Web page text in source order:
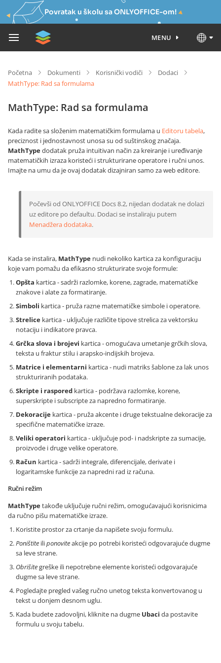
Povratak u školu sa ONLYOFFICE-om!
MENU
Početna Dokumenti Korisnički vodiči
Dodaci
MathType: Rad sa formulama
MathType: Rad sa formulama
Kada radite sa složenim matematičkim formulama u Editoru tabela,
preciznost i jednostavnost unosa su od suštinskog značaja.
MathTypedodatak pruža intuitivan način za kreiranje i uređivanje
matematičkih izraza koristeći i strukturirane operatore i ručni unos.
Imajte na umu da je ovaj dodatak dizajniran samo za web editore.
Počevši od ONLYOFFICE Docs 8.2, nijedan dodatak ne dolazi
uz editore po defaultu. Dodaci se instaliraju putem
Menadžera dodataka.
Kada se instalira, MathType nudi nekoliko kartica za konfiguraciju
koje vam pomažu da efikasno strukturirate svoje formule:
Opšta kartica - sadrži razlomke, korene, zagrade, matematičke
znakove i alate za formatiranje.
Simboli kartica - pruža razne matematičke simbole i operatore.
Strelice kartica - uključuje različite tipove strelica za vektorsku
notaciju i indikatore pravca.
Grčka slova i brojevi kartica - omogućava umetanje grčkih slova,
teksta u fraktur stilu i arapsko-indijskih brojeva.
Matrice i elementarni kartica - nudi matriks šablone za lak unos
strukturiranih podataka.
Skripte i raspored kartica - podržava razlomke, korene,
superskripte i subscripte za napredno formatiranje.
Dekoracije kartica - pruža akcente i druge tekstualne dekoracije za
specifične matematičke izraze.
Veliki operatori kartica - uključuje pod- i nadskripte za sumacije,
proizvode i druge velike operatore.
Račun kartica - sadrži integrale, diferencijale, derivate i
logaritamske funkcije za napredni rad iz računa.
Ručni režim
MathTypetakođe uključuje ručni režim, omogućavajući korisnicima
da ručno pišu matematičke izraze.
Koristite prostor za crtanje da napišete svoju formulu.
Poništite iliponoviteakcije po potrebi koristeći odgovarajuće dugme
sa leve strane.
Obrišitegreške ili nepotrebne elemente koristeći odgovarajuće
dugme sa leve strane.
Pogledajte pregled vašeg ručno unetog teksta konvertovanog u
tekst u donjem desnom uglu.
Kada budete zadovoljni, kliknite na dugme Ubaci da postavite
formulu u svoju tabelu.